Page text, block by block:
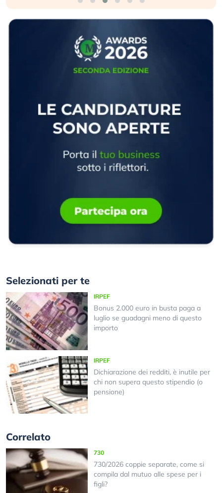
Selezionati per te
IRPEF
Bonus 2.000 euro in busta paga a
luglio se guadagni meno di questo
importo
IRPEF
Dichiarazione dei redditi, è inutile per
chi non supera questo stipendio (o
pensione)
Correlato
730
730/2026 coppie separate, come si
compila dal mutuo alle spese per i
figli?